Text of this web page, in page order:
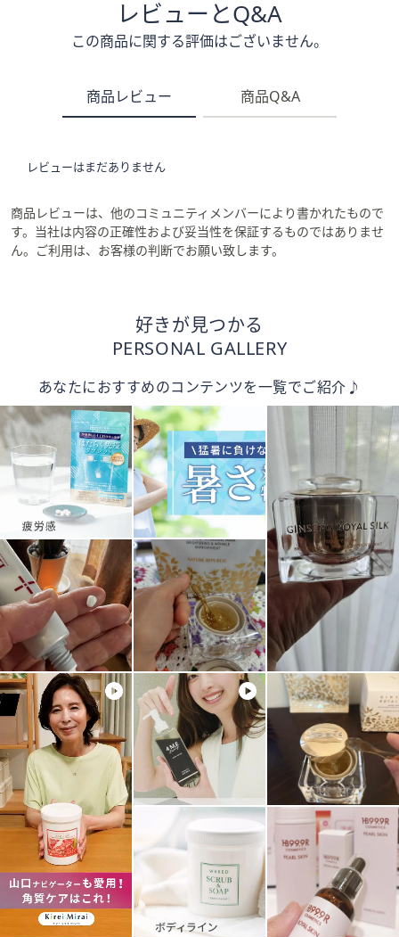
レビューとQ&A
この商品に関する評価はございません。
商品レビュー 商品Q&A
レビューはまだありません
商品レビューは、他のコミュニティメンバーにより書かれたもので
す。当社は内容の正確性および妥当性を保証するものではありませ
ん。ご利用は、お客様の判断でお願い致します。
好きが見つかる
PERSONAL GALLERY
あなたにおすすめのコンテンツを一覧でご紹介♪